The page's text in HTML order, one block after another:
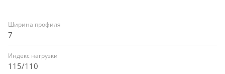
Ширина профиля
7
Индекс нагрузки
115/110